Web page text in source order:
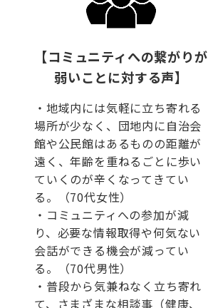
【コミュニティへの繋がりが
弱いことに対する声】
・地域内には気軽に立ち寄れる
場所が少なく、団地内に自治会
館や公民館はあるものの距離が
遠く、年齢を重ねるごとに歩い
ていくのが辛くなってきてい
る。（70代女性）
・コミュニティへの参加が減
り、必要な情報取得や何気ない
会話ができる機会が減ってい
る。（70代男性）
・普段から気兼ねなく立ち寄れ
て、さまざまな相談事（健康、